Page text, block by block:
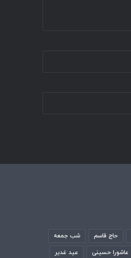
حاج قاسم شب جمعه
عاشورا حسینی عید غدیر